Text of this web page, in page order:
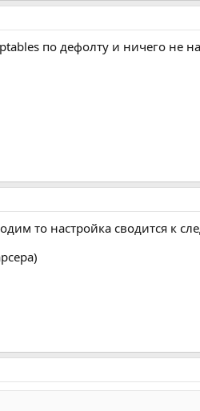
по дефолту и ничего не
то настройка сводится к